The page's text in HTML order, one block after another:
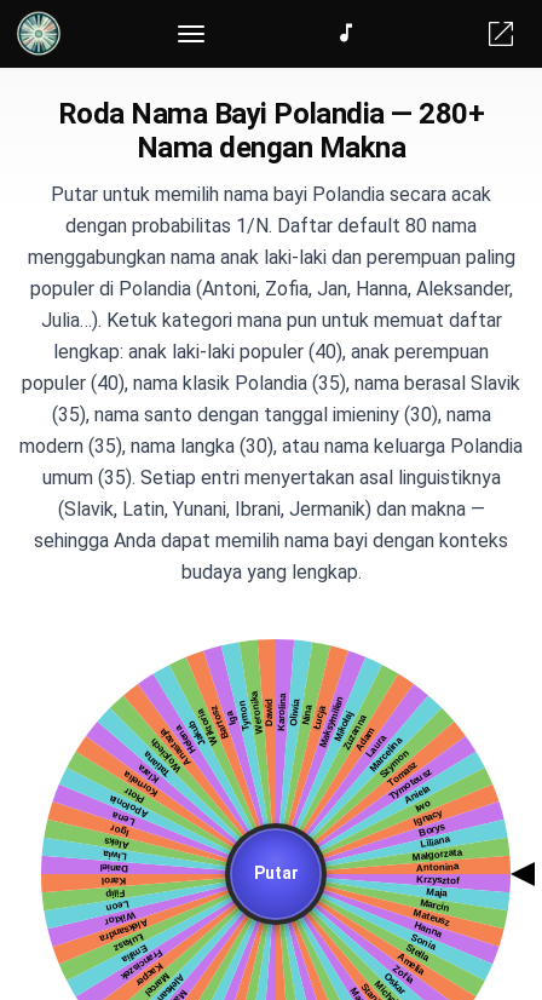
Pembagi Tim Acak
Roda Nama Bayi Polandia — 280+
Nama dengan Makna
Putar untuk memilih nama bayi Polandia secara acak
dengan probabilitas 1/N. Daftar default 80 nama
menggabungkan nama anak laki-laki dan perempuan paling
populer di Polandia (Antoni, Zofia, Jan, Hanna, Aleksander,
Julia…). Ketuk kategori mana pun untuk memuat daftar
lengkap: anak laki-laki populer (40), anak perempuan
populer (40), nama klasik Polandia (35), nama berasal Slavik
(35), nama santo dengan tanggal imieniny (30), nama
modern (35), nama langka (30), atau nama keluarga Polandia
umum (35). Setiap entri menyertakan asal linguistiknya
(Slavik, Latin, Yunani, Ibrani, Jermanik) dan makna —
sehingga Anda dapat memilih nama bayi dengan konteks
budaya yang lengkap.